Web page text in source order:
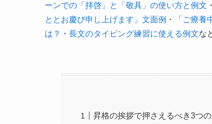
ーンでの「拝啓」と「敬具」の使い方と例文 ・
ととお慶び申し上げます」文面例 ・ 「ご療
は？
・ 長文のタイピング練習に使える例文な
昇格の挨拶で押さえるべき3つの